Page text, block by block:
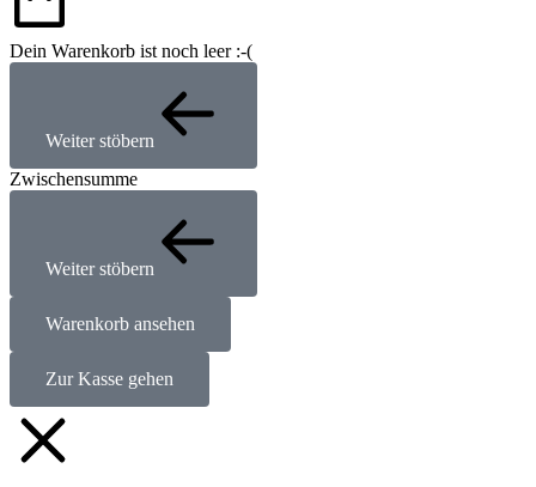
Dein Warenkorb ist noch leer :-(
Weiter stöbern
Zwischensumme
Weiter stöbern
Warenkorb ansehen
Zur Kasse gehen